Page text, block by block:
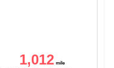
1,012